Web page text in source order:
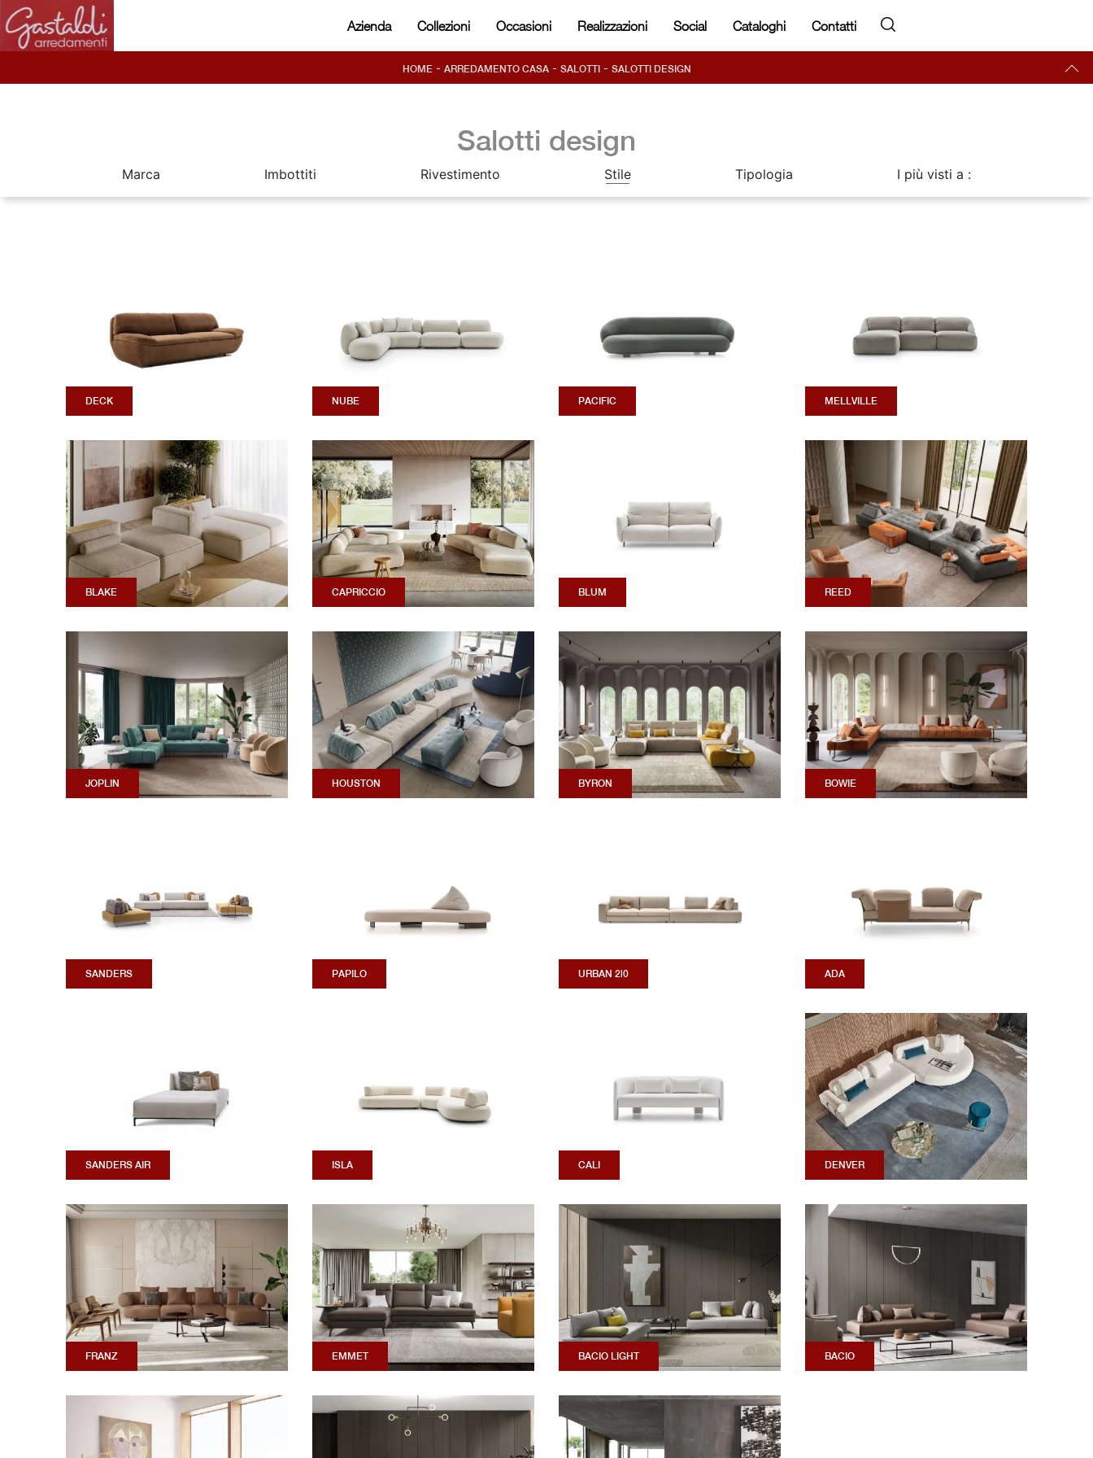
Azienda Collezioni Occasioni Realizzazioni Social Cataloghi Contatti
HOME - ARREDAMENTO CASA- SALOTTI- SALOTTI DESIGN
Salotti design
Marca Imbottiti Rivestimento Stile Tipologia I più visti a :
DECK NUBE PACIFIC MELLVILLE
BLAKE CAPRICCIO BLUM REED
JOPLIN HOUSTON BYRON BOWIE
SANDERS PAPILO URBAN 2|0 ADA
SANDERS AIR ISLA CALI DENVER
FRANZ EMMET BACIO LIGHT BACIO